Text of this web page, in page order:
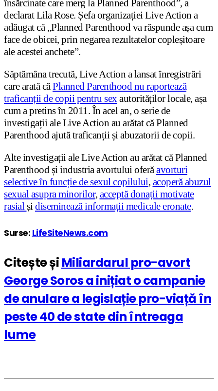
însărcinate care merg la Planned Parenthood”, a
declarat Lila Rose. Șefa organizației Live Action a
adăugat că „Planned Parenthood va răspunde așa cum
face de obicei, prin negarea rezultatelor copleșitoare
ale acestei anchete”.
Săptămâna trecută, Live Action a lansat înregistrări
care arată căPlanned Parenthood nu raportează
traficanții de copii pentru sexautorităților locale, așa
cum a pretins în 2011. În acel an, o serie de
investigații ale Live Action au arătat că Planned
Parenthood ajută traficanții și abuzatorii de copii.
Alte investigații ale Live Action au arătat că Planned
Parenthood și industria avortului oferăavorturi
selective în funcție de sexul copilului, acoperă abuzul
sexual asupra minorilor, acceptă donații motivate
rasialșidiseminează informații medicale eronate.
Surse: LifeSiteNews.com
Citește și Miliardarul pro-avort
George Soros a inițiat o campanie
de anulare a legislație pro-viață în
peste 40 de state din întreaga
lume